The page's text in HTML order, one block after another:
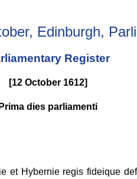
Edinburgh,
Register
[12 October 1612]
Prima dies parliamenti
Hybernie regis fideique